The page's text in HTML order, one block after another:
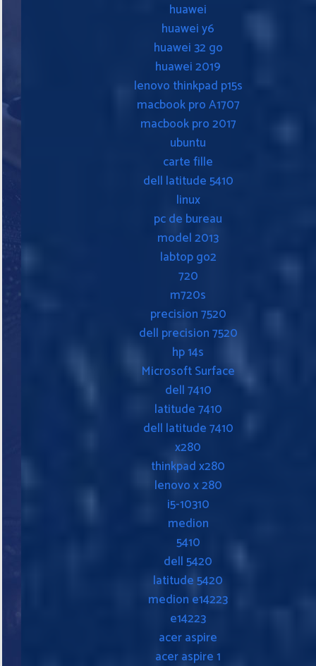
huawei
huawei y6
huawei 32 go
huawei 2019
lenovo thinkpad p15s
macbook pro A1707
macbook pro 2017
ubuntu
carte fille
dell latitude 5410
linux
pc de bureau
model 2013
labtop go2
720
m720s
precision 7520
dell precision 7520
hp 14s
Microsoft Surface
dell 7410
latitude 7410
dell latitude 7410
x280
thinkpad x280
lenovo x 280
i5-10310
medion
5410
dell 5420
latitude 5420
medion e14223
e14223
acer aspire
acer aspire 1